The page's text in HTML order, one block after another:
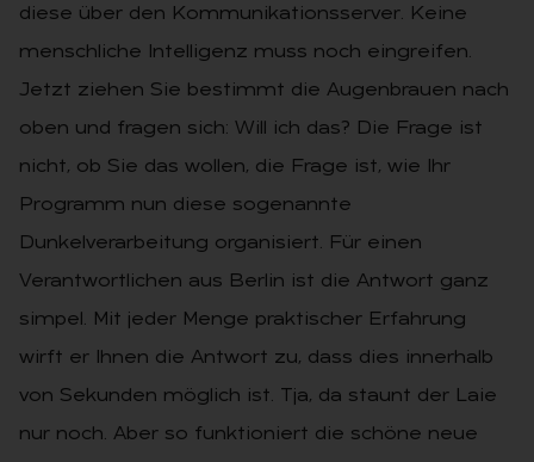
diese über den Kommunikationsserver. Keine
menschliche Intelligenz muss noch eingreifen.
Jetzt ziehen Sie bestimmt die Augenbrauen nach
oben und fragen sich: Will ich das? Die Frage ist
nicht, ob Sie das wollen, die Frage ist, wie Ihr
Programm nun diese sogenannte
Dunkelverarbeitung organisiert. Für einen
Verantwortlichen aus Berlin ist die Antwort ganz
simpel. Mit jeder Menge praktischer Erfahrung
wirft er Ihnen die Antwort zu, dass dies innerhalb
von Sekunden möglich ist. Tja, da staunt der Laie
nur noch. Aber so funktioniert die schöne neue